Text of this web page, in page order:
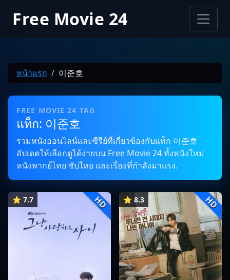
Free Movie 24
หน้าแรก 이준호
FREE MOVIE 24 TAG
แท็ก: 이준호
รวมหนังออนไลน์และซีรีย์ที่เกี่ยวข้องกับแท็ก 이준호
อัปเดตให้เลือกดูได้ง่ายบน Free Movie 24 ทั้งหนังใหม่
หนังพากย์ไทย ซับไทย และเรื่องที่กำลังมาแรง.
⭐ 7.7 HD ⭐ 8.3 HD